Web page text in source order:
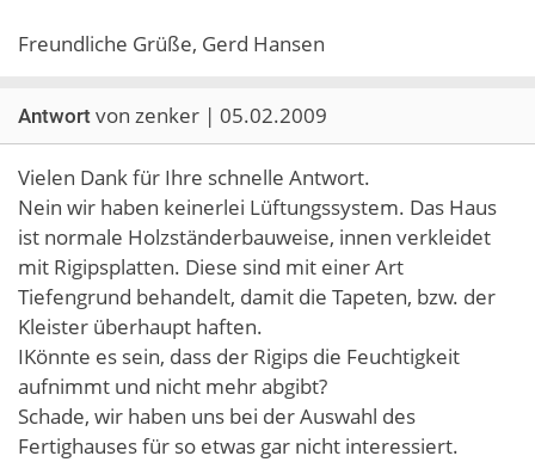
Freundliche Grüße, Gerd Hansen
Antwort von zenker | 05.02.2009
Vielen Dank für Ihre schnelle Antwort.
Nein wir haben keinerlei Lüftungssystem. Das Haus
ist normale Holzständerbauweise, innen verkleidet
mit Rigipsplatten. Diese sind mit einer Art
Tiefengrund behandelt, damit die Tapeten, bzw. der
Kleister überhaupt haften.
IKönnte es sein, dass der Rigips die Feuchtigkeit
aufnimmt und nicht mehr abgibt?
Schade, wir haben uns bei der Auswahl des
Fertighauses für so etwas gar nicht interessiert.